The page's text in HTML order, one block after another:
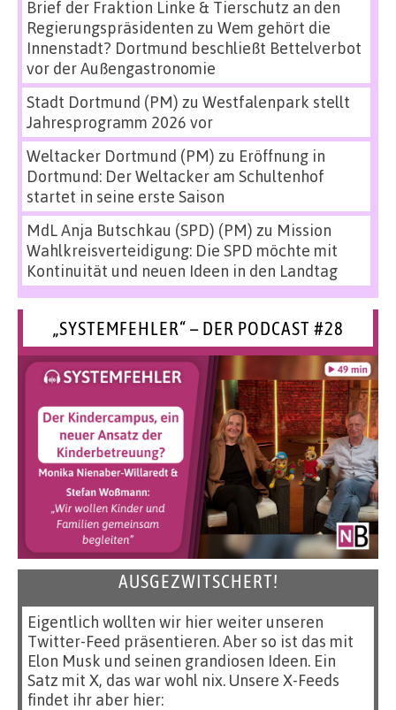
Brief der Fraktion Linke & Tierschutz an den
Regierungspräsidenten zu Wem gehört die
Innenstadt? Dortmund beschließt Bettelverbot
vor der Außengastronomie
Stadt Dortmund (PM) zu Westfalenpark stellt
Jahresprogramm 2026 vor
Weltacker Dortmund (PM) zu Eröffnung in
Dortmund: Der Weltacker am Schultenhof
startet in seine erste Saison
MdL Anja Butschkau (SPD) (PM) zu Mission
Wahlkreisverteidigung: Die SPD möchte mit
Kontinuität und neuen Ideen in den Landtag
„SYSTEMFEHLER“ – DER PODCAST #28
AUSGEZWITSCHERT!
Eigentlich wollten wir hier weiter unseren
Twitter-Feed präsentieren. Aber so ist das mit
Elon Musk und seinen grandiosen Ideen. Ein
Satz mit X, das war wohl nix. Unsere X-Feeds
findet ihr aber hier: